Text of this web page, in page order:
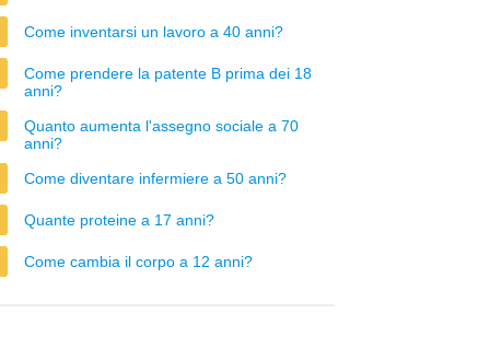
Come inventarsi un lavoro a 40 anni?
Come prendere la patente B prima dei 18
anni?
Quanto aumenta l'assegno sociale a 70
anni?
Come diventare infermiere a 50 anni?
Quante proteine a 17 anni?
Come cambia il corpo a 12 anni?